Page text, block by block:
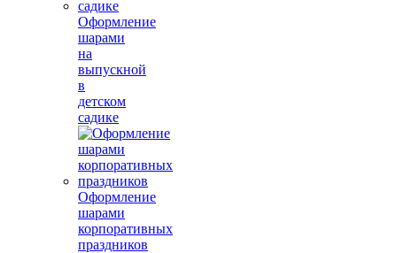
Оформление
шарами
на
выпускной
в
детском
садике
Оформление
шарами
корпоративных
праздников